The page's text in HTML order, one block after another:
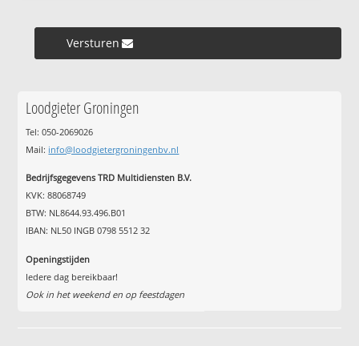
Versturen »
Loodgieter Groningen
Tel: 050-2069026
Mail: info@loodgietergroningenbv.nl
Bedrijfsgegevens TRD Multidiensten B.V.
KVK: 88068749
BTW: NL8644.93.496.B01
IBAN: NL50 INGB 0798 5512 32
Openingstijden
Iedere dag bereikbaar!
Ook in het weekend en op feestdagen